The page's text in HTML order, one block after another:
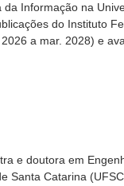
Informação na
do Instituto
a mar. 2028) e
e doutora em
Santa Catarina